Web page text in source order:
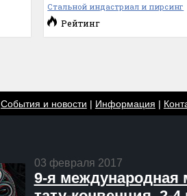
Стальной индастриал и пирсинг
Рейтинг
События и новости | Информация |
03 февраля 2017
9-я международная